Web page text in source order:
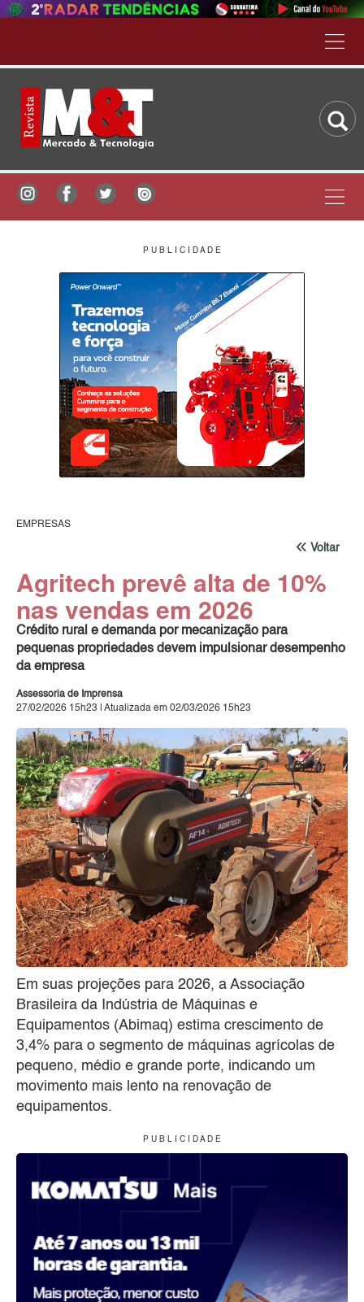
P U B L I C I D A D E
EMPRESAS
Voltar
Agritech prevê alta de 10%
nas vendas em 2026
Crédito rural e demanda por mecanização para
pequenas propriedades devem impulsionar desempenho
da empresa
Assessoria de Imprensa
27/02/2026 15h23 | Atualizada em 02/03/2026 15h23
Em suas projeções para 2026, a Associação
Brasileira da Indústria de Máquinas e
Equipamentos (Abimaq) estima crescimento de
3,4% para o segmento de máquinas agrícolas de
pequeno, médio e grande porte, indicando um
movimento mais lento na renovação de
equipamentos.
P U B L I C I D A D E